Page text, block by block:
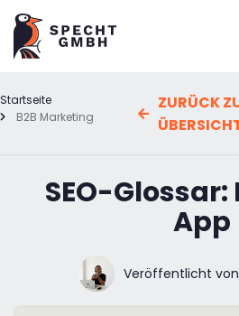
Startseite
B2B Marketing
ZURÜCK
SEO-
App
Veröffentlicht